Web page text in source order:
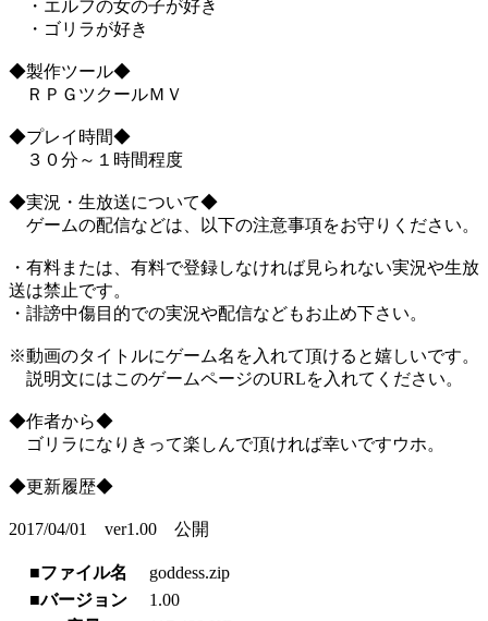
・エルフの女の子が好き
・ゴリラが好き
◆製作ツール◆
ＲＰＧツクールＭＶ
◆プレイ時間◆
３０分～１時間程度
◆実況・生放送について◆
ゲームの配信などは、以下の注意事項をお守りください。
・有料または、有料で登録しなければ見られない実況や生放
送は禁止です。
・誹謗中傷目的での実況や配信などもお止め下さい。
※動画のタイトルにゲーム名を入れて頂けると嬉しいです。
説明文にはこのゲームページのURLを入れてください。
◆作者から◆
ゴリラになりきって楽しんで頂ければ幸いですウホ。
◆更新履歴◆
2017/04/01 ver1.00 公開
■ファイル名
goddess.zip
■バージョン
1.00